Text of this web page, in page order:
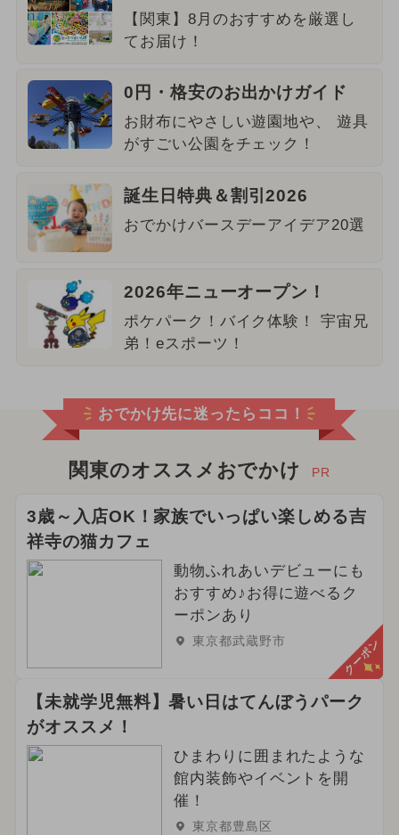
【関東】8月のおすすめを厳選し
てお届け！
0円・格安のお出かけガイド
お財布にやさしい遊園地や、 遊具
がすごい公園をチェック！
誕生日特典＆割引2026
おでかけバースデーアイデア20選
2026年ニューオープン！
ポケパーク！バイク体験！ 宇宙兄
弟！eスポーツ！
おでかけ先に迷ったらココ！
関東のオススメおでかけ PR
3歳～入店OK！家族でいっぱい楽しめる吉
祥寺の猫カフェ
動物ふれあいデビューにも
おすすめ♪お得に遊べるク
ーポンあり
東京都武蔵野市 クーポン
【未就学児無料】暑い日はてんぼうパーク
がオススメ！
ひまわりに囲まれたような
館内装飾やイベントを開
催！
東京都豊島区